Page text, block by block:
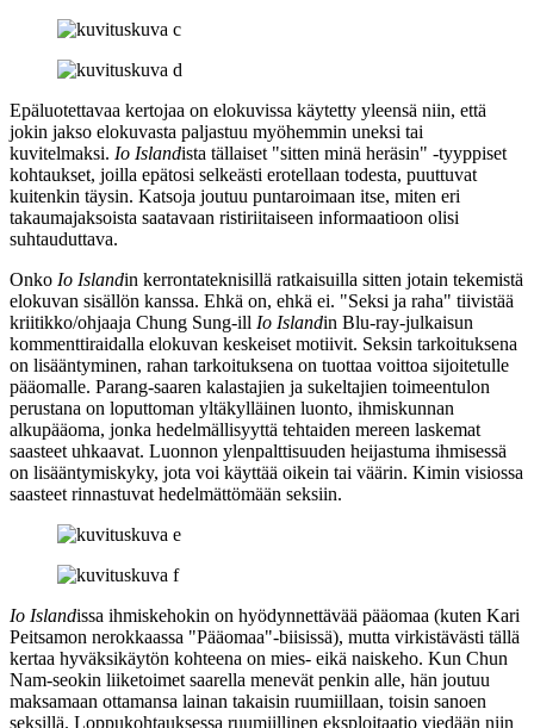
Epäluotettavaa kertojaa on elokuvissa käytetty yleensä niin, että
jokin jakso elokuvasta paljastuu myöhemmin uneksi tai
kuvitelmaksi. Io Islandista tällaiset "sitten minä heräsin" ‑tyyppiset
kohtaukset, joilla epätosi selkeästi erotellaan todesta, puuttuvat
kuitenkin täysin. Katsoja joutuu puntaroimaan itse, miten eri
takaumajaksoista saatavaan ristiriitaiseen informaatioon olisi
suhtauduttava.
Onko Io Islandin kerrontateknisillä ratkaisuilla sitten jotain tekemistä
elokuvan sisällön kanssa. Ehkä on, ehkä ei. "Seksi ja raha" tiivistää
kriitikko/ohjaaja Chung Sung‑ill Io Islandin Blu‑ray-julkaisun
kommenttiraidalla elokuvan keskeiset motiivit. Seksin tarkoituksena
on lisääntyminen, rahan tarkoituksena on tuottaa voittoa sijoitetulle
pääomalle. Parang-saaren kalastajien ja sukeltajien toimeentulon
perustana on loputtoman yltäkylläinen luonto, ihmiskunnan
alkupääoma, jonka hedelmällisyyttä tehtaiden mereen laskemat
saasteet uhkaavat. Luonnon ylenpalttisuuden heijastuma ihmisessä
on lisääntymiskyky, jota voi käyttää oikein tai väärin. Kimin visiossa
saasteet rinnastuvat hedelmättömään seksiin.
Io Islandissa ihmiskehokin on hyödynnettävää pääomaa (kuten Kari
Peitsamon nerokkaassa "Pääomaa"-biisissä), mutta virkistävästi tällä
kertaa hyväksikäytön kohteena on mies‑ eikä naiskeho. Kun Chun
Nam‑seokin liiketoimet saarella menevät penkin alle, hän joutuu
maksamaan ottamansa lainan takaisin ruumiillaan, toisin sanoen
seksillä. Loppukohtauksessa ruumiillinen eksploitaatio viedään niin